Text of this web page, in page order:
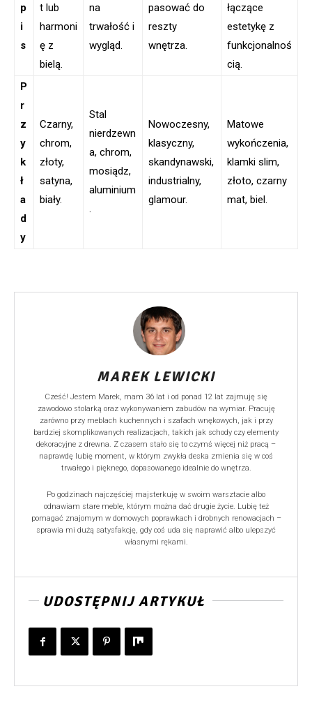
p
i
s
t lub
harmoni
ę z
bielą.
na
trwałość i
wygląd.
pasować do
reszty
wnętrza.
łączące
estetykę z
funkcjonalnoś
cią.
P
r
z
y
k
ł
a
d
y
Czarny,
chrom,
złoty,
satyna,
biały.
Stal
nierdzewn
a, chrom,
mosiądz,
aluminium
.
Nowoczesny,
klasyczny,
skandynawski,
industrialny,
glamour.
Matowe
wykończenia,
klamki slim,
złoto, czarny
mat, biel.
MAREK LEWICKI
Cześć! Jestem Marek, mam 36 lat i od ponad 12 lat zajmuję się
zawodowo stolarką oraz wykonywaniem zabudów na wymiar. Pracuję
zarówno przy meblach kuchennych i szafach wnękowych, jak i przy
bardziej skomplikowanych realizacjach, takich jak schody czy elementy
dekoracyjne z drewna. Z czasem stało się to czymś więcej niż pracą –
naprawdę lubię moment, w którym zwykła deska zmienia się w coś
trwałego i pięknego, dopasowanego idealnie do wnętrza.
Po godzinach najczęściej majsterkuję w swoim warsztacie albo
odnawiam stare meble, którym można dać drugie życie. Lubię też
pomagać znajomym w domowych poprawkach i drobnych renowacjach –
sprawia mi dużą satysfakcję, gdy coś uda się naprawić albo ulepszyć
własnymi rękami.
UDOSTĘPNIJ ARTYKUŁ